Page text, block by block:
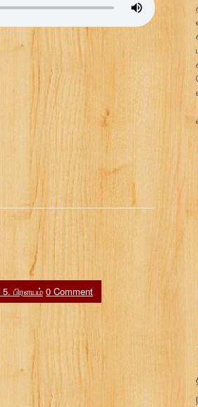
பிரளயம் 0 Comment